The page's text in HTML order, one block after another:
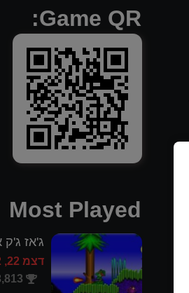
Game QR:
Most Played
ג'אז ג'ק
דצמ 22, 2022
3,813 views Plays